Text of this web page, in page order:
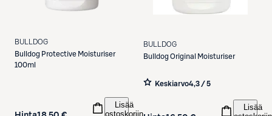
BULLDOG
Bulldog Protective Moisturiser
100ml
Lisää
ostoskoriin
BULLDOG
Bulldog Original Moisturiser
Keskiarvo4,3 / 5
Lisää